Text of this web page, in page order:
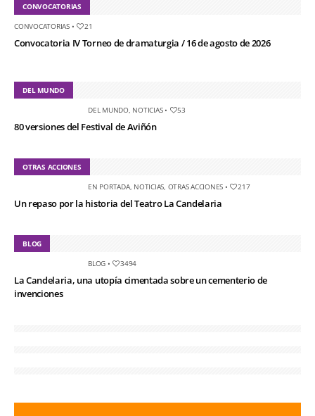
CONVOCATORIAS
CONVOCATORIAS• 21
Convocatoria IV Torneo de dramaturgia / 16 de agosto de 2026
DEL MUNDO
DEL MUNDO, NOTICIAS• 53
80 versiones del Festival de Aviñón
OTRAS ACCIONES
EN PORTADA, NOTICIAS OTRAS ACCIONES • 217
Un repaso por la historia del Teatro La Candelaria
BLOG
BLOG • 3494
La Candelaria, una utopía cimentada sobre un cementerio de
invenciones